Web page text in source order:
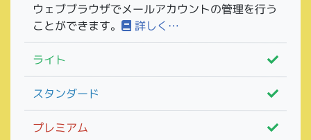
ウェブブラウザでメールアカウントの管理を行う
ことができます。 詳しく…
ライト
スタンダード
プレミアム